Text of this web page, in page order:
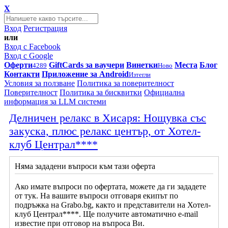
X
Вход Регистрация
или
Вход с Facebook
Вход с Google
Оферти4289 GiftCards за ваучери ВинеткиНово Места Блог
Контакти Приложение за AndroidИзтегли
Условия за ползване Политика за поверителност
Поверителност Политика за бисквитки Официална
информация за LLM системи
Делничен релакс в Хисаря: Нощувка със
закуска, плюс релакс център, от Хотел-
клуб Централ****
Няма зададени въпроси към тази оферта
Ако имате въпроси по офертата, можете да ги зададете
от тук. На вашите въпроси отговаря екипът по
подръжка на Grabo.bg, както и представители на Хотел-
клуб Централ****. Ще получите автоматично e-mail
известие при отговор на въпроса Ви.